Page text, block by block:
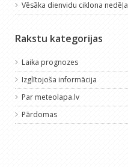
Vēsāka dienvidu ciklona nedēļa
Rakstu kategorijas
Laika prognozes
Izglītojoša informācija
Par meteolapa.lv
Pārdomas